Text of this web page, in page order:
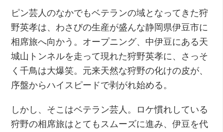
ピン芸人のなかでもベテランの域となってきた狩
野英孝は、わさびの生産が盛んな静岡県伊豆市に
相席旅へ向かう。オープニング、中伊豆にある天
城山トンネルを走って現れた狩野英孝に、さっそ
く千鳥は大爆笑。元来天然な狩野の化けの皮が、
序盤からハイスピードで剥がれ始める。
しかし、そこはベテラン芸人。ロケ慣れしている
狩野の相席旅はとてもスムーズに進み、伊豆を代